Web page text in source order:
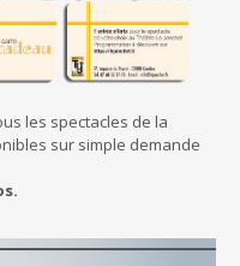
les spectacles de la
sur simple demande